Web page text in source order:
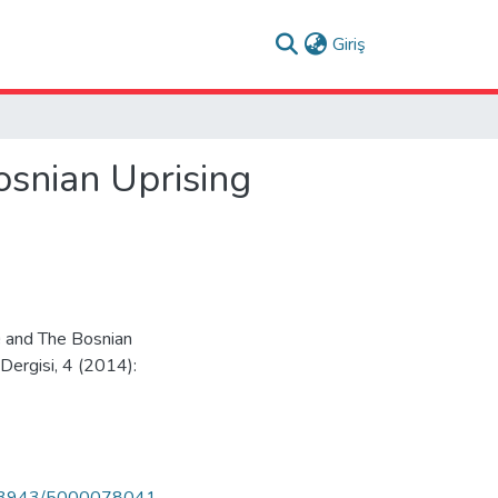
Giriş
Uprising
The Bosnian
4 (2014):